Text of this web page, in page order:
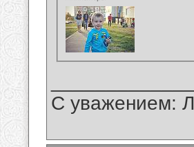
С уважением: